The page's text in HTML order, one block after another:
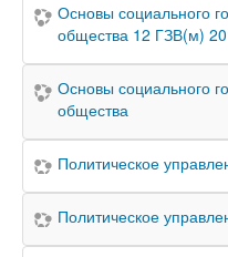
Основы социального
общества 12 ГЗВ(м)
Основы социального
общества
Политическое
Политическое